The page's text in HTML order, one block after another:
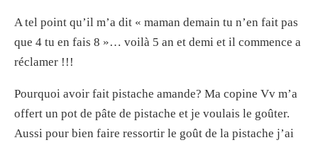
A tel point qu’il m’a dit « maman demain tu n’en fait pas
que 4 tu en fais 8 »… voilà 5 an et demi et il commence a
réclamer !!!
Pourquoi avoir fait pistache amande? Ma copine Vv m’a
offert un pot de pâte de pistache et je voulais le goûter.
Aussi pour bien faire ressortir le goût de la pistache j’ai